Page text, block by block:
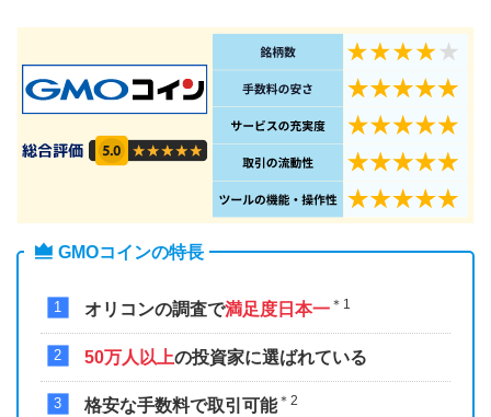
GMOコインの特長
オリコンの調査で満足度日本一 ＊1
50万人以上の投資家に選ばれている
格安な手数料で取引可能＊2